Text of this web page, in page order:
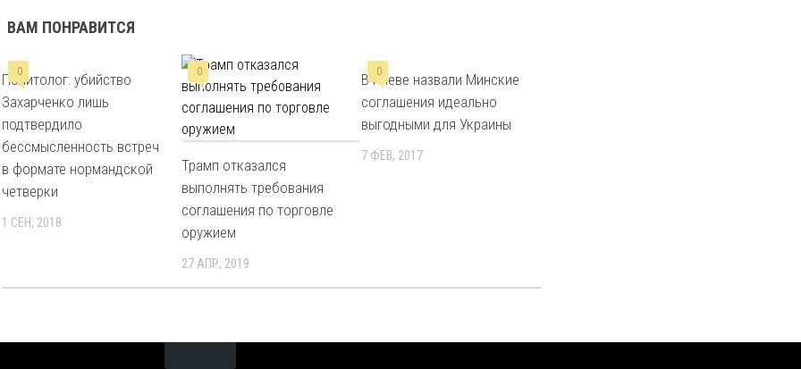
ВАМ ПОНРАВИТСЯ
0
Политолог: убийство
Захарченко лишь
подтвердило
бессмысленность встреч
в формате нормандской
четверки
1 СЕН, 2018
0
Трамп отказался
выполнять требования
соглашения по торговле
оружием
27 АПР, 2019
0
В Киеве назвали Минские
соглашения идеально
выгодными для Украины
7 ФЕВ, 2017